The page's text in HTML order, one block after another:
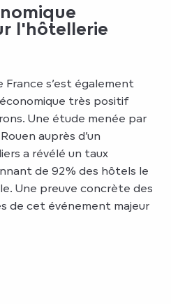
l'hôtellerie
France s’est également
très positif
Une étude menée par
auprès d’un
a révélé un taux
de 92% des hôtels le
Une preuve concrète des
de cet événement majeur